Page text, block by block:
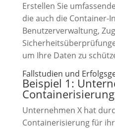
Erstellen Sie
die auch die
Benutzerverwaltung,
um Ihre Daten zu
Fallstudien und
Beispiel 1:
Containerisierung
Unternehmen X hat
Containerisierung für